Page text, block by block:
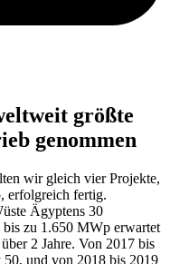
größte
genommen
wir gleich vier Projekte,
erfolgreich fertig.
Ägyptens 30
zu 1.650 MWp erwartet
2 Jahre. Von 2017 bis
und von 2018 bis 2019